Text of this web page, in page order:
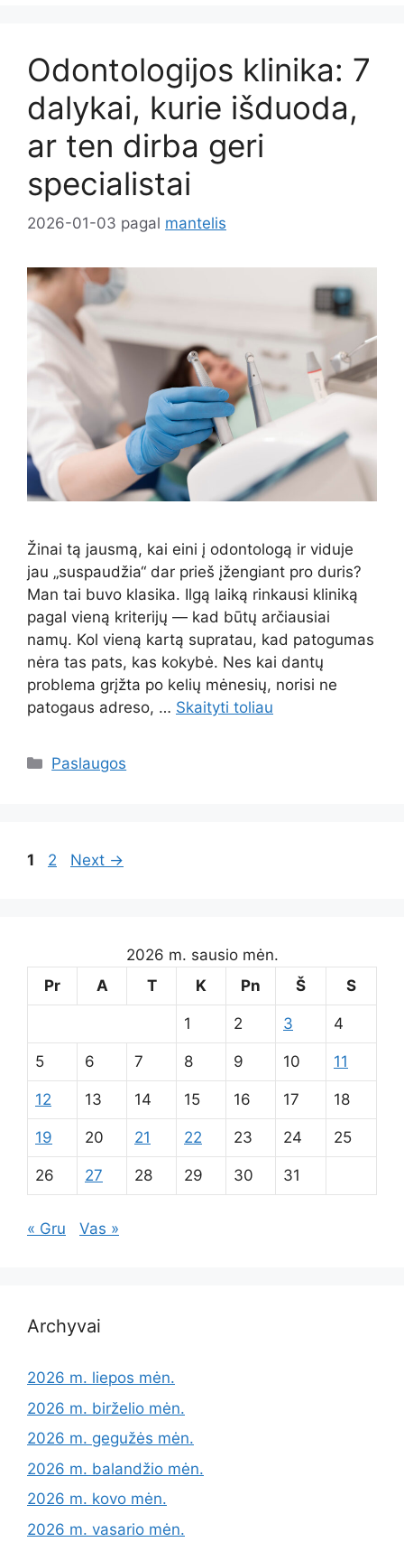
Odontologijos klinika: 7
dalykai, kurie išduoda,
ar ten dirba geri
specialistai
2026-01-03 pagal mantelis
Žinai tą jausmą, kai eini į odontologą ir viduje
jau „suspaudžia“ dar prieš įžengiant pro duris?
Man tai buvo klasika. Ilgą laiką rinkausi kliniką
pagal vieną kriterijų — kad būtų arčiausiai
namų. Kol vieną kartą supratau, kad patogumas
nėra tas pats, kas kokybė. Nes kai dantų
problema grįžta po kelių mėnesių, norisi ne
patogaus adreso, … Skaityti toliau
Kategorijos
Paslaugos
Page
1 Page
2 Next →
2026 m. sausio mėn.
Pr
A T K Pn Š S
1 2 3 4
5 6 7 8 9 10 11
12 13 14 15 16 17 18
19 20 21 22 23 24 25
26 27 28 29 30 31
« Gru Vas »
Archyvai
2026 m. liepos mėn.
2026 m. birželio mėn.
2026 m. gegužės mėn.
2026 m. balandžio mėn.
2026 m. kovo mėn.
2026 m. vasario mėn.